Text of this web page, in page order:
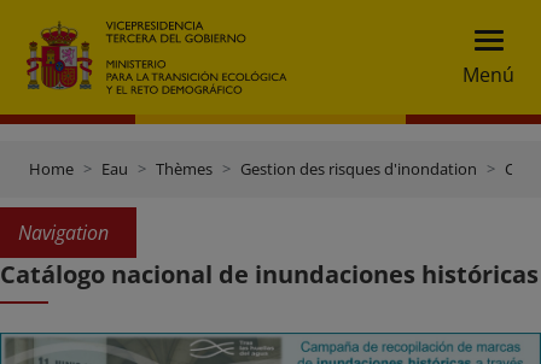
Menú
Home Eau Thèmes Gestion des risques d'inondation Catálogo nacional de inundaciones históricas
Navigation
Catálogo nacional de inundaciones históricas